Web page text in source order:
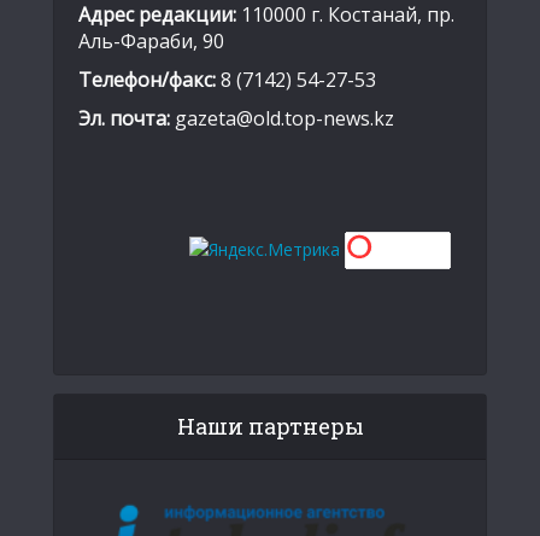
Адрес редакции: 110000 г. Костанай, пр.
Аль-Фараби, 90
Телефон/факс:8 (7142) 54-27-53
Эл. почта: gazeta@old.top-news.kz
Наши партнеры